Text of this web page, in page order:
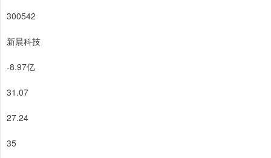
300542
新晨科技
-8.97亿
31.07
27.24
35